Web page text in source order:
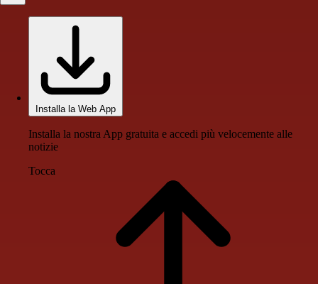
Installa la Web App
Installa la nostra App gratuita e accedi più velocemente alle
notizie
Tocca